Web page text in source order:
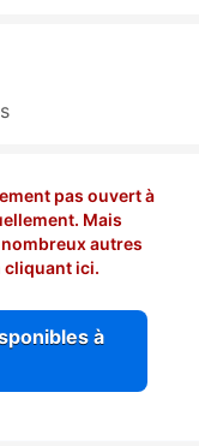
pas ouvert à
Mais
autres
cliquant ici.
à